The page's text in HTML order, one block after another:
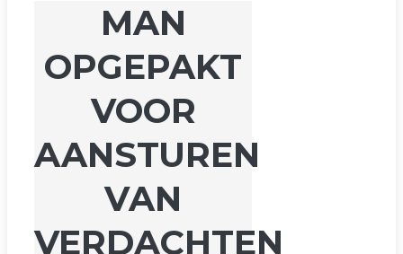
MAN
OPGEPAKT
VOOR
AANSTUREN
VAN
VERDACHTEN